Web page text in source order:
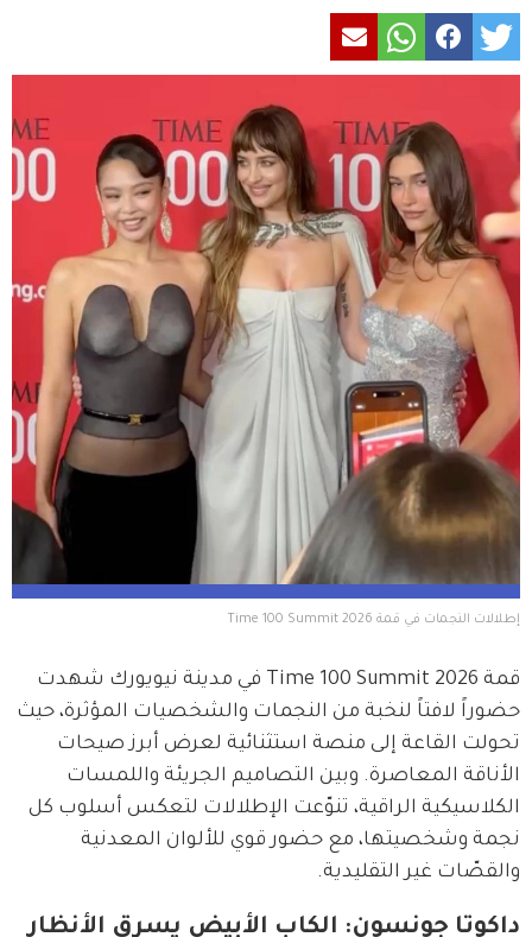
إطلالات النجمات في قمة Time 100 Summit 2026
قمة Time 100 Summit 2026 في مدينة نيويورك شهدت
حضوراً لافتاً لنخبة من النجمات والشخصيات المؤثرة، حيث
تحولت القاعة إلى منصة استثنائية لعرض أبرز صيحات
الأناقة المعاصرة. وبين التصاميم الجريئة واللمسات
الكلاسيكية الراقية، تنوّعت الإطلالات لتعكس أسلوب كل
نجمة وشخصيتها، مع حضور قوي للألوان المعدنية
والقصّات غير التقليدية.
داكوتا جونسون: الكاب الأبيض يسرق الأنظار